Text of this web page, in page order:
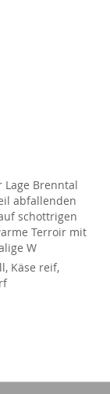
Lage Brenntal
abfallenden
schottrigen
Terroir mit
W
Käse reif,